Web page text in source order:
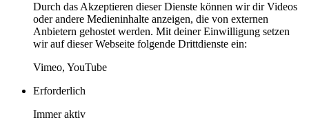
Durch das Akzeptieren dieser Dienste können wir dir Videos
oder andere Medieninhalte anzeigen, die von externen
Anbietern gehostet werden. Mit deiner Einwilligung setzen
wir auf dieser Webseite folgende Drittdienste ein:
Vimeo, YouTube
Erforderlich
Immer aktiv